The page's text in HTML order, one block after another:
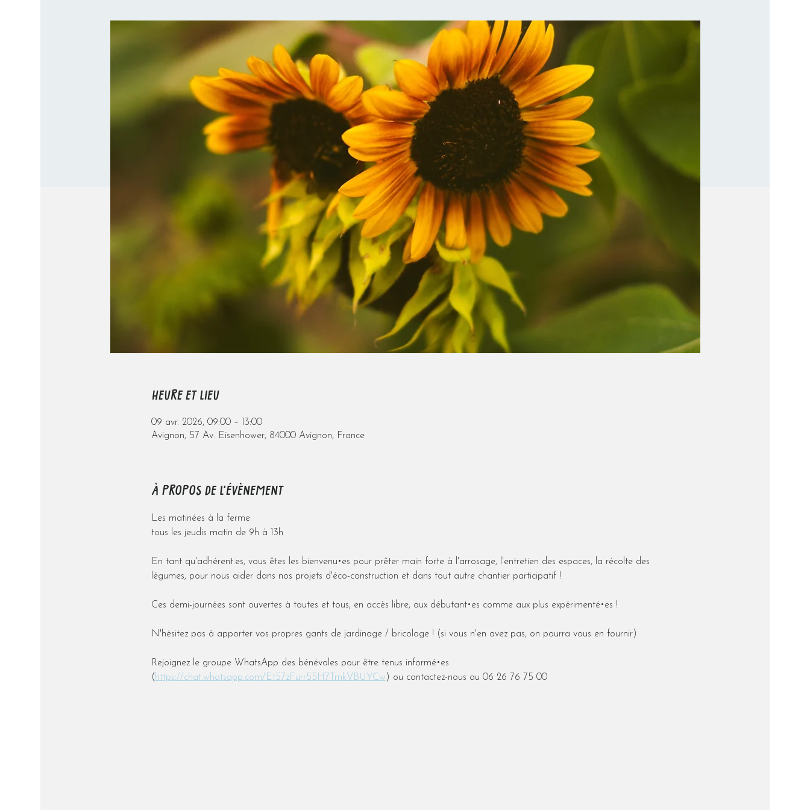
HEURE ET LIEU
09 avr. 2026, 09:00 – 13:00
Avignon, 57 Av. Eisenhower, 84000 Avignon, France
À PROPOS DE L'ÉVÈNEMENT
Les matinées à la ferme
tous les jeudis matin de 9h à 13h
En tant qu'adhérent.es, vous êtes les bienvenu•es pour prêter main forte à l'arrosage, l'entretien des espaces, la récolte des
légumes, pour nous aider dans nos projets d'éco-construction et dans tout autre chantier participatif !
Ces demi-journées sont ouvertes à toutes et tous, en accès libre, aux débutant•es comme aux plus expérimenté•es !
N'hésitez pas à apporter vos propres gants de jardinage / bricolage ! (si vous n'en avez pas, on pourra vous en fournir)
Rejoignez le groupe WhatsApp des bénévoles pour être tenus informé•es
( https://chat.whatsapp.com/Et57zFurr55H7TmkVBUYCw ) ou contactez-nous au 06 26 76 75 00